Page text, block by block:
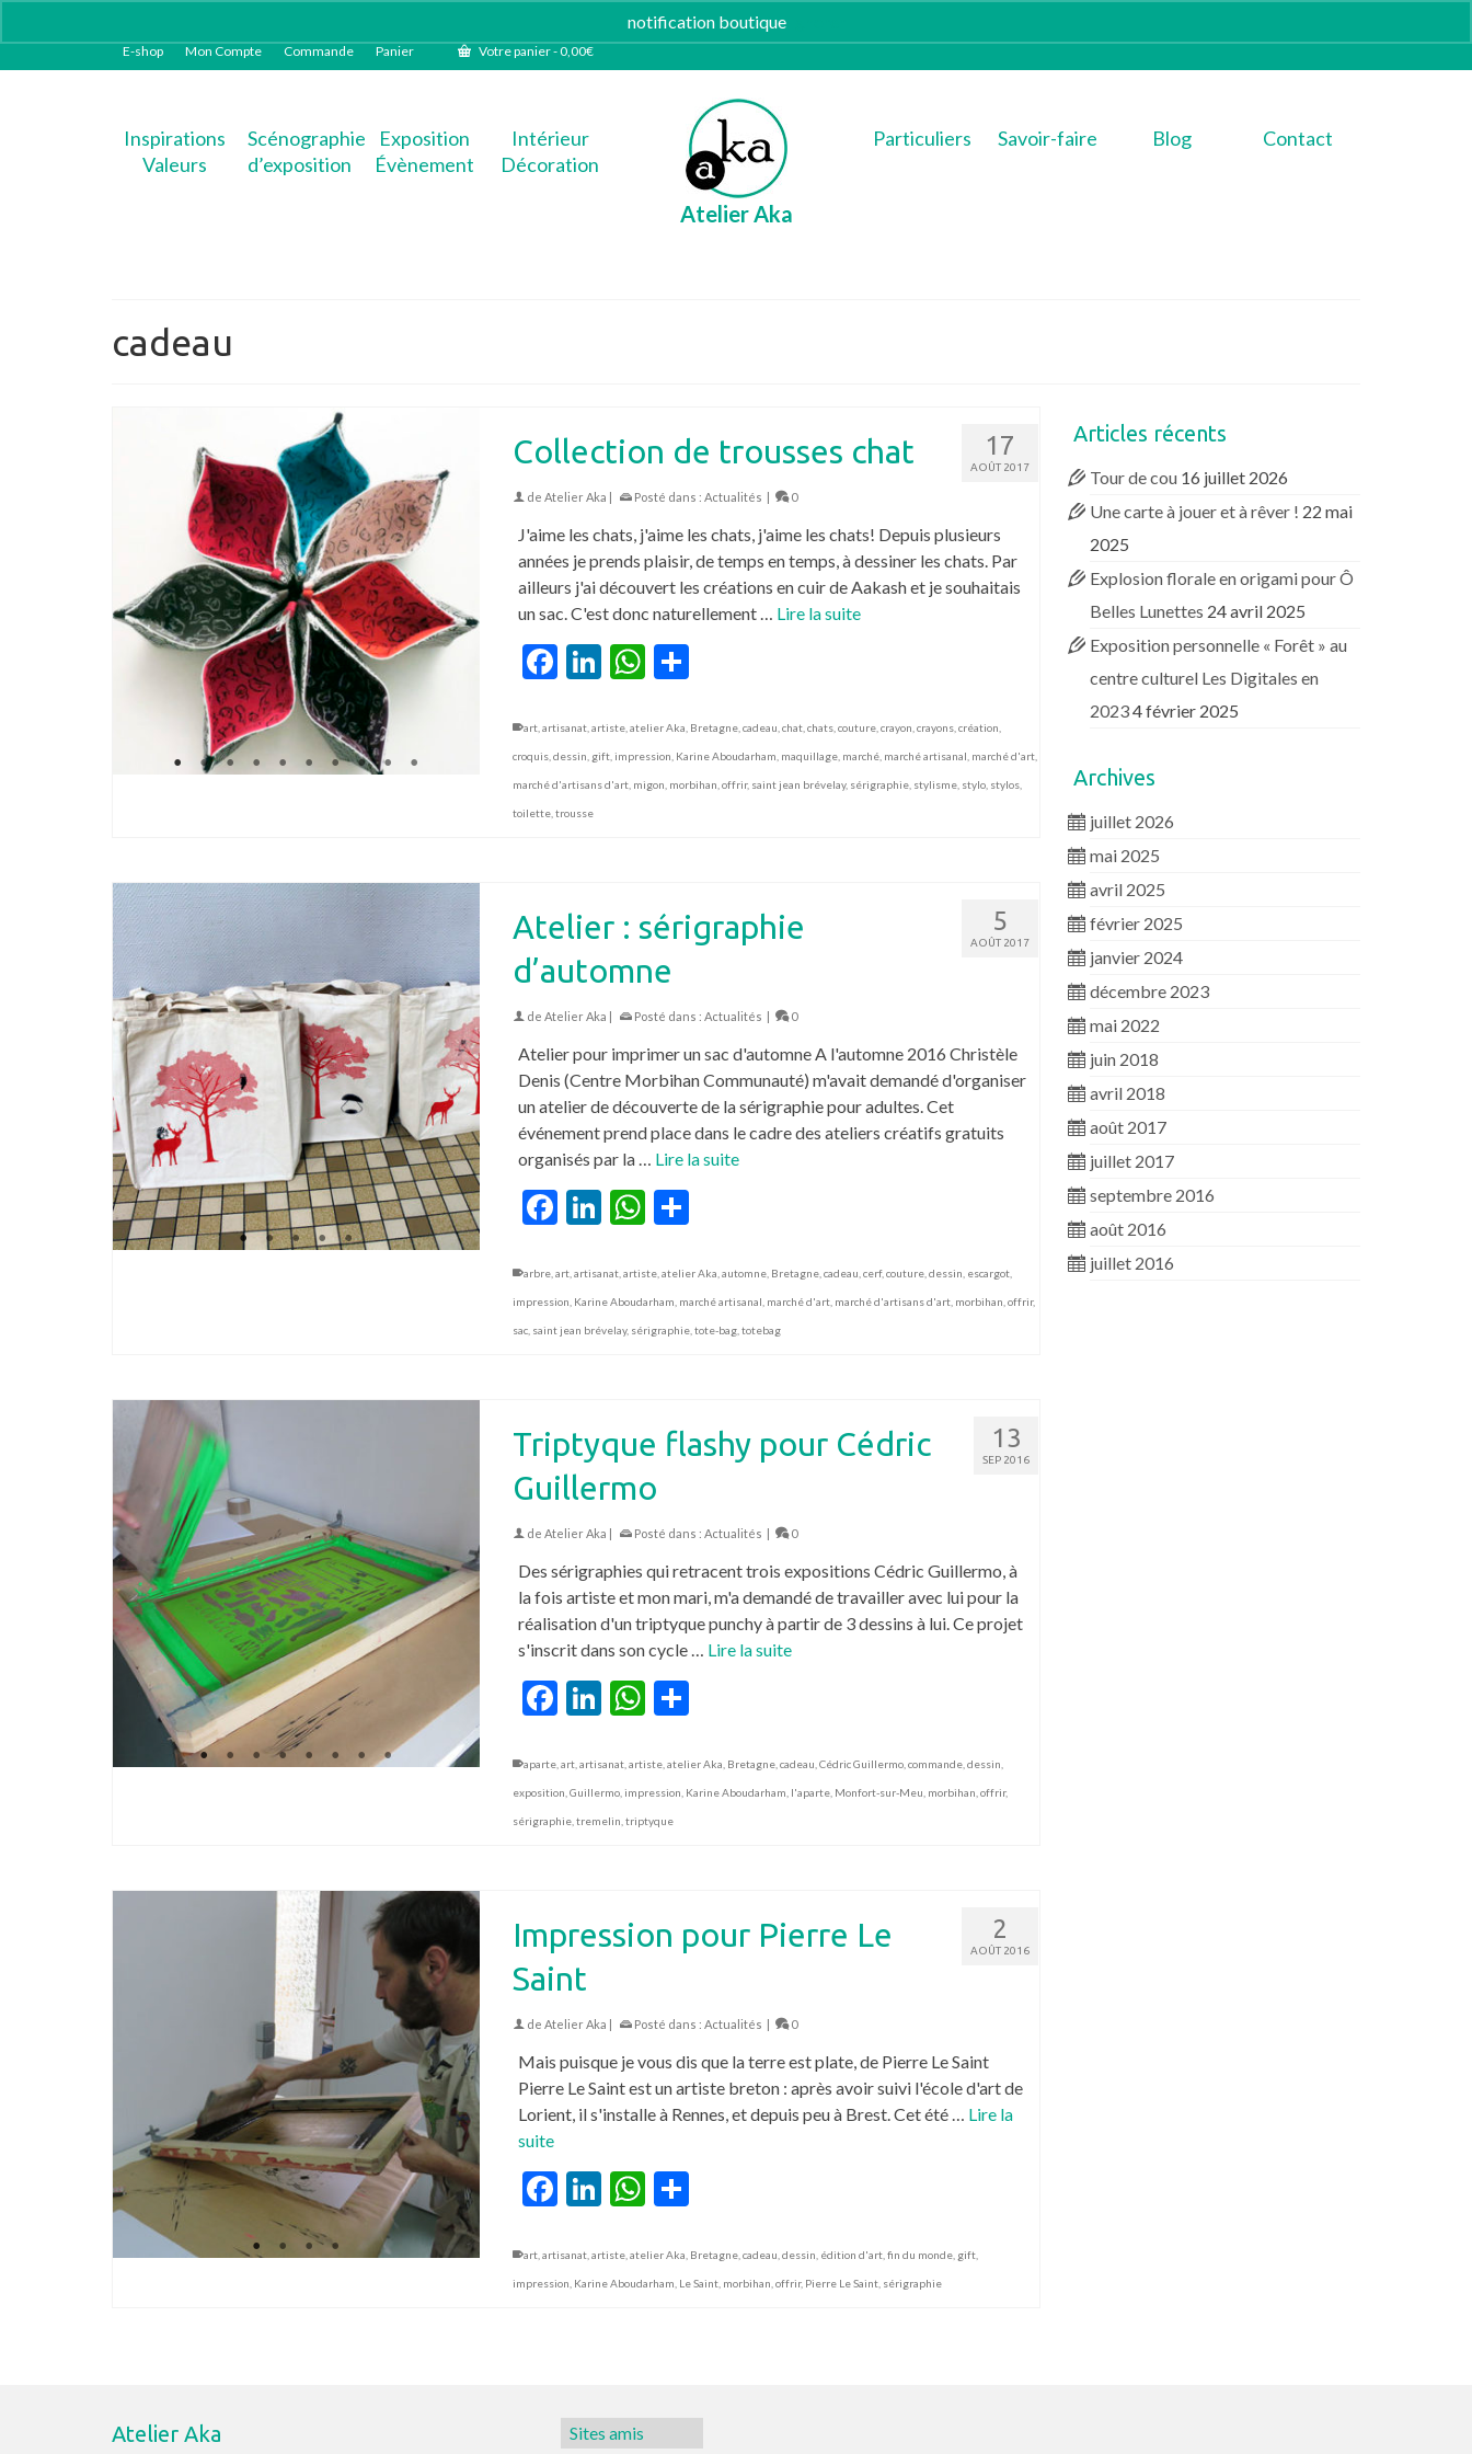
notification boutique
E-shop Mon Compte Commande Panier Votre panier-0,00€
Inspirations
Valeurs
Scénographie
d’exposition
Exposition
Évènement
Intérieur
Décoration
Atelier Aka
Particuliers Savoir-faire Blog Contact
cadeau
17
AOÛT 2017
Collection de trousses chat
de Atelier Aka | Posté dans : Actualités | 0
J'aime les chats, j'aime les chats, j'aime les chats! Depuis plusieurs
années je prends plaisir, de temps en temps, à dessiner les chats. Par
ailleurs j'ai découvert les créations en cuir de Aakash et je souhaitais
un sac. C'est donc naturellement … Lire la suite
Facebook
LinkedIn
WhatsApp
Partager
art, artisanat, artiste, atelier Aka Bretagne, cadeau chat, chats, couture, crayon crayons, création
croquis, dessin gift, impression Karine Aboudarham maquillage, marché, marché artisanal marché d'art,
marché d'artisans d'art, migon morbihan offrir, saint jean brévelay, sérigraphie, stylisme, stylo, stylos,
toilette, trousse
5
AOÛT 2017
Atelier : sérigraphie
d’automne
de Atelier Aka | Posté dans : Actualités | 0
Atelier pour imprimer un sac d'automne A l'automne 2016 Christèle
Denis (Centre Morbihan Communauté) m'avait demandé d'organiser
un atelier de découverte de la sérigraphie pour adultes. Cet
événement prend place dans le cadre des ateliers créatifs gratuits
organisés par la … Lire la suite
Facebook
LinkedIn
WhatsApp
Partager
arbre, art, artisanat, artiste, atelier Aka automne, Bretagne, cadeau cerf, couture, dessin escargot,
impression Karine Aboudarham marché artisanal marché d'art, marché d'artisans d'art, morbihan offrir,
sac, saint jean brévelay, sérigraphie, tote-bag, totebag
13
SEP 2016
Triptyque flashy pour Cédric
Guillermo
de Atelier Aka | Posté dans : Actualités | 0
Des sérigraphies qui retracent trois expositions Cédric Guillermo, à
la fois artiste et mon mari, m'a demandé de travailler avec lui pour la
réalisation d'un triptyque punchy à partir de 3 dessins à lui. Ce projet
s'inscrit dans son cycle … Lire la suite
Facebook
LinkedIn
WhatsApp
Partager
aparte, art, artisanat, artiste, atelier Aka Bretagne, cadeau Cédric Guillermo, commande, dessin
exposition Guillermo, impression Karine Aboudarham l'aparte, Monfort-sur-Meu morbihan offrir,
sérigraphie, tremelin triptyque
2
AOÛT 2016
Impression pour Pierre Le
Saint
de Atelier Aka | Posté dans : Actualités | 0
Mais puisque je vous dis que la terre est plate, de Pierre Le Saint
Pierre Le Saint est un artiste breton : après avoir suivi l'école d'art de
Lorient, il s'installe à Rennes, et depuis peu à Brest. Cet été … Lire la
suite
Facebook
LinkedIn
WhatsApp
Partager
art, artisanat, artiste, atelier Aka Bretagne, cadeau dessin édition d'art, fin du monde, gift,
impression Karine Aboudarham Le Saint, morbihan offrir, Pierre Le Saint, sérigraphie
Articles récents
Tour de cou 16 juillet 2026
Une carte à jouer et à rêver ! 22 mai
2025
Explosion florale en origami pour Ô
Belles Lunettes 24 avril 2025
Exposition personnelle « Forêt » au
centre culturel Les Digitales en
20234 février 2025
Archives
juillet 2026
mai 2025
avril 2025
février 2025
janvier 2024
décembre 2023
mai 2022
juin 2018
avril 2018
août 2017
juillet 2017
septembre 2016
août 2016
juillet 2016
Atelier Aka Sites amis